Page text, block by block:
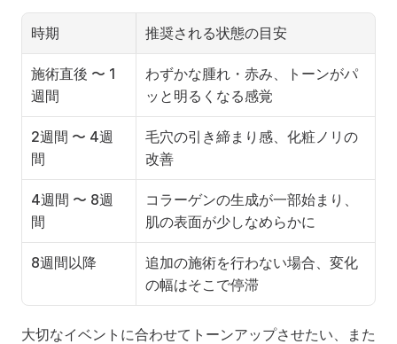
時期 推奨される状態の目安
施術直後 〜 1
週間
わずかな腫れ・赤み、トーンがパ
ッと明るくなる感覚
2週間 〜 4週
間
毛穴の引き締まり感、化粧ノリの
改善
4週間 〜 8週
間
コラーゲンの生成が一部始まり、
肌の表面が少しなめらかに
8週間以降
追加の施術を行わない場合、変化
の幅はそこで停滞
大切なイベントに合わせてトーンアップさせたい、また